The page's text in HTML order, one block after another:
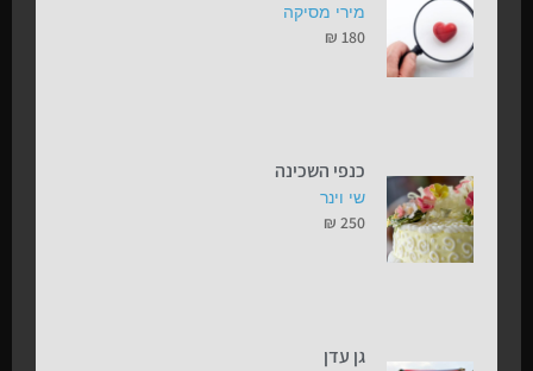
מירי מסיקה
₪ 180
כנפי השכינה
שי וינר
₪ 250
גן עדן